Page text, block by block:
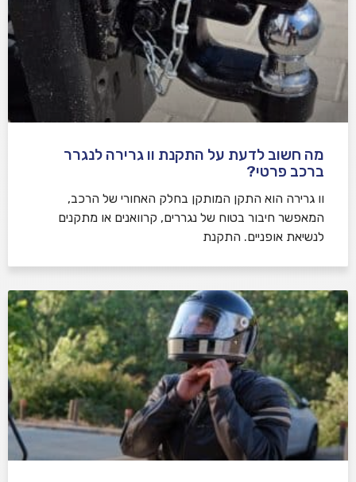
מה חשוב לדעת על התקנת וו גרירה לנגרר
ברכב פרטי?
וו גרירה הוא התקן המותקן בחלק האחורי של הרכב,
המאפשר חיבור בטוח של נגררים, קרוואנים או מתקנים
לנשיאת אופניים. התקנת